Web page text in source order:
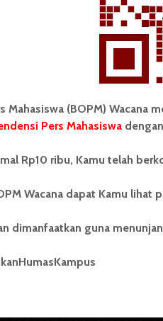
Wacana merupakan pers mahasiswa
secara mandiri oleh mahasiswa
Universitas Sumatera Utara (USU).
salah satu Unit Kegiatan Mahasiswa
dengan nama Pers Mahasiswa SUARA
USU yang berdiri pada 1 Juli 1995.
Mahasiswa (BOPM) Wacana
Pers Mahasiswa
Rp10 ribu, Kamu telah
Wacana dapat Kamu lihat
dimanfaatkan guna